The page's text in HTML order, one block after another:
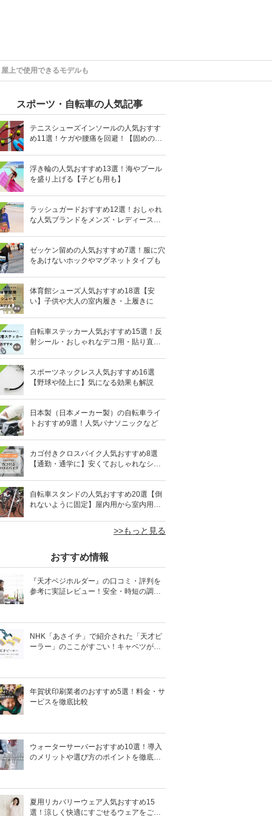
上で使用できるモデルも
スポーツ・自転車の人気記事
テニスシューズインソールの人気おすす
め11選！ケガや腰痛を回避！【固めの素
浮き輪の人気おすすめ13選！海やプール
を盛り上げる【子ども用も】
ラッシュガードおすすめ12選！おしゃれ
な人気ブランドをメンズ・レディース別
ゼッケン留めの人気おすすめ7選！服に穴
をあけないホックやマグネットタイプも
体育館シューズ人気おすすめ18選【安
い】子供や大人の室内履き・上履きに
自転車ステッカー人気おすすめ15選！反
射シール・おしゃれなデコ用・貼り直し
スポーツネックレス人気おすすめ16選
【野球や陸上に】気になる効果も解説
日本製（日本メーカー製）の自転車ライ
トおすすめ9選！人気パナソニックなど
カゴ付きクロスバイク人気おすすめ8選
【通勤・通学に】安くておしゃれなシテ
自転車スタンドの人気おすすめ20選【倒
れないように固定】屋内用から室内用ま
>>もっと見る
おすすめ情報
『天才ベジホルダー』の口コミ・評判を
参考に実証レビュー！安全・時短の調理
NHK「あさイチ」で紹介された「天才ピ
ーラー」のここがすごい！キャベツがほ
年賀状印刷業者のおすすめ5選！料金・サ
ービスを徹底比較
ウォーターサーバーおすすめ10選！導入
のメリットや選び方のポイントを徹底解
夏用リカバリーウェア人気おすすめ15
選！涼しく快適にすごせるウェアをご紹